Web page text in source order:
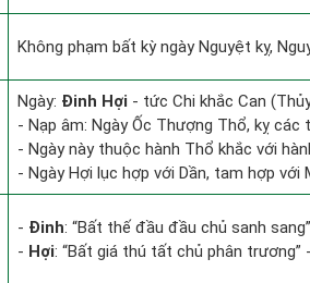
Không phạm bất kỳ ngày Nguyệt kỵ,
Ngày: Đinh Hợi - tức Chi khắc Can
- Nạp âm: Ngày Ốc Thượng Thổ, kỵ các
- Ngày này thuộc hành Thổ khắc với
- Ngày Hợi lục hợp với Dần, tam hợp với
- Đinh: “Bất thế đầu đầu chủ sanh
- Hợi: “Bất giá thú tất chủ phân